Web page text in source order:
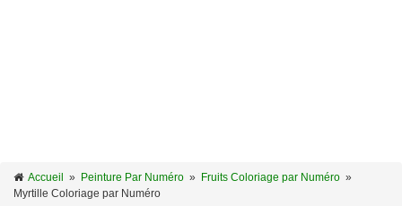
Accueil » Peinture Par Numéro » Fruits Coloriage par Numéro »
Myrtille Coloriage par Numéro